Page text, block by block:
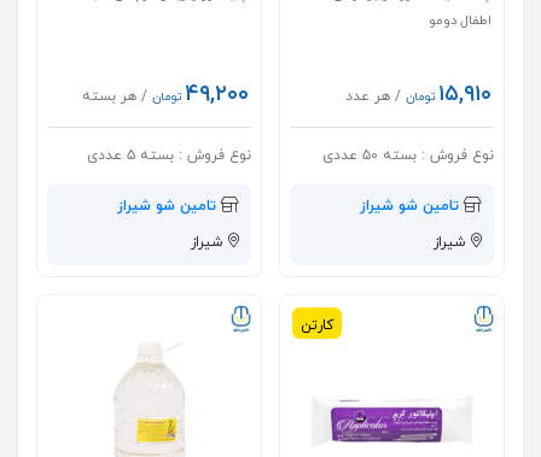
اطفال دومو
۱۵,۹۱۰ تومان / هر عدد
نوع فروش : بسته ۵۰ عددی
تامین شو شیراز
شیراز
۴۹,۲۰۰ تومان / هر بسته
نوع فروش : بسته ۵ عددی
تامین شو شیراز
شیراز
کارتن